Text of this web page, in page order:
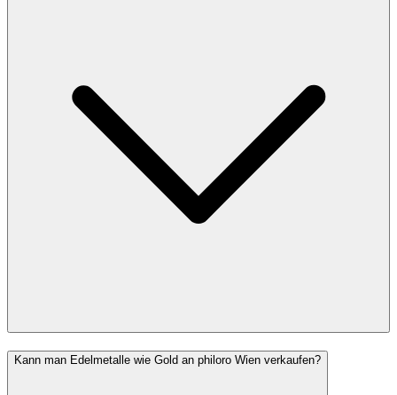
Kann man Edelmetalle wie Gold an philoro Wien verkaufen?